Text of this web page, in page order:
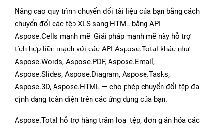
Nâng cao quy trình chuyển đổi tài liệu của bạn bằng cách
chuyển đổi các tệp XLS sang HTML bằng API
Aspose.Cells mạnh mẽ. Giải pháp mạnh mẽ này hỗ trợ
tích hợp liền mạch với các API Aspose.Total khác như
Aspose.Words, Aspose.PDF, Aspose.Email,
Aspose.Slides, Aspose.Diagram, Aspose.Tasks,
Aspose.3D, Aspose.HTML — cho phép chuyển đổi tệp đa
định dạng toàn diện trên các ứng dụng của bạn.
Aspose.Total hỗ trợ hàng trăm loại tệp, đơn giản hóa các